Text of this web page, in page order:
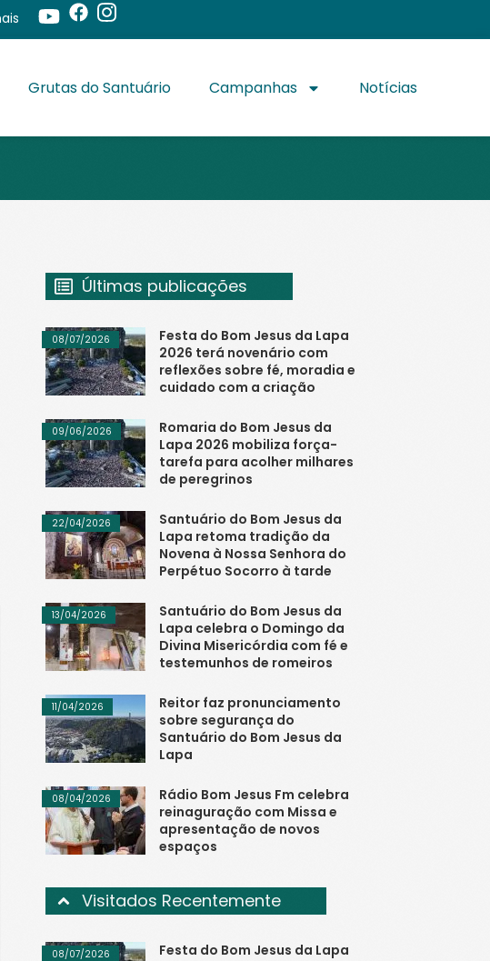
Grutas do Santuário Campanhas Notícias
Últimas publicações
Festa do Bom Jesus da Lapa
2026 terá novenário com
reflexões sobre fé, moradia e
cuidado com a criação
08/07/2026
Romaria do Bom Jesus da
Lapa 2026 mobiliza força-
tarefa para acolher milhares
de peregrinos
09/06/2026
Santuário do Bom Jesus da
Lapa retoma tradição da
Novena à Nossa Senhora do
Perpétuo Socorro à tarde
22/04/2026
Santuário do Bom Jesus da
Lapa celebra o Domingo da
Divina Misericórdia com fé e
testemunhos de romeiros
13/04/2026
Reitor faz pronunciamento
sobre segurança do
Santuário do Bom Jesus da
Lapa
11/04/2026
Rádio Bom Jesus Fm celebra
reinaguração com Missa e
apresentação de novos
espaços
08/04/2026
Visitados Recentemente
Festa do Bom Jesus da Lapa
08/07/2026